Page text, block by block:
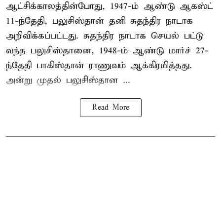
ஆட்சிக்காலத்தின்போது, 1947-ம் ஆண்டு ஆகஸ்ட்
11-ந்தேதி, பலுசிஸ்தான் தனி சுதந்திர நாடாக
அறிவிக்கப்பட்டது. சுதந்திர நாடாக செயல் பட்டு
வந்த பலுசிஸ்தானை, 1948-ம் ஆண்டு மார்ச் 27-
ந்தேதி பாகிஸ்தான் ராணுவம் ஆக்கிரமித்தது.
அன்று முதல் பலுசிஸ்தான ...
Read More